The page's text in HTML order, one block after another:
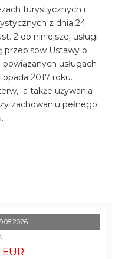
turystycznych i
z dnia 24
2 do niniejszej usługi
przepisów Ustawy o
usługach
2017 roku.
a także używania
zachowaniu pełnego
EUR